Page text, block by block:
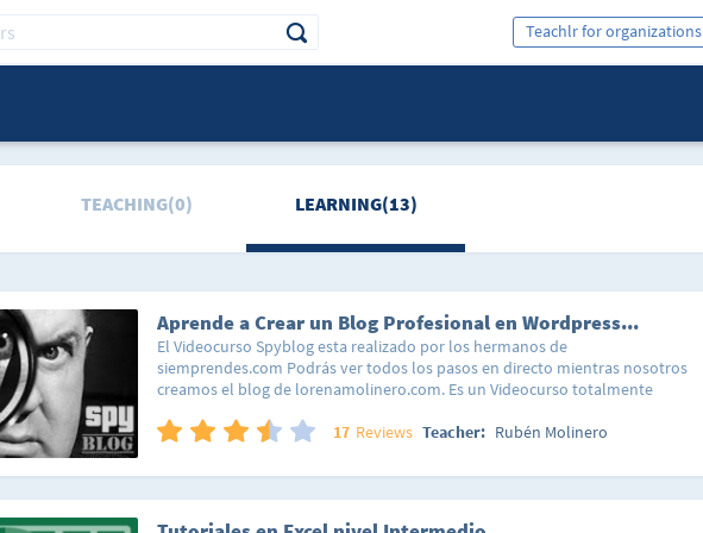
Teachlr for organizations
TEACHING(0) LEARNING(13)
Aprende a Crear un Blog Profesional en Wordpress.org
El Videocurso Spyblog esta realizado por los hermanos de
siemprendes.com Podrás ver todos los pasos en directo mientras nosotros
creamos el blog de lorenamolinero.com. Es un Videocurso totalmente
wordpress.org. Lo bueno de este curso es que podrás "Espiarnos" como
podrás ver cada uno de nuestros movimientos. Wordpress es la plataforma
de publicación personal, orientada a la estética dónde podrás crear tu
propio sitio online de una forma fácil. Wordpress.org es el sitio dónde
17 Reviews Teacher: Rubén Molinero